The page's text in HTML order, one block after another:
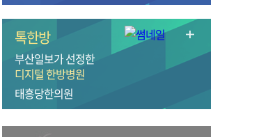
톡한방
부산일보가 선정한
디지털 한방병원
태흥당한의원